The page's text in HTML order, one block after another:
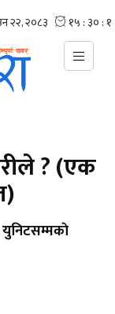
? (एक
युनिटसम्मकाे